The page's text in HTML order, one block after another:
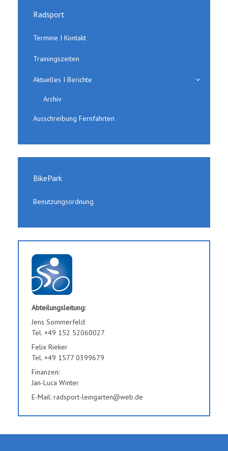
Radsport
Termine I Kontakt
Trainingszeiten
Aktuelles I Berichte
Archiv
Ausschreibung Fernfahrten
BikePark
Benutzungsordnung
Abteilungsleitung:
Jens Sommerfeld
Tel. +49 152 52060027
Felix Rieker
Tel. +49 1577 0399679
Finanzen:
Jan-Luca Winter
E-Mail: radsport-leingarten@web.de